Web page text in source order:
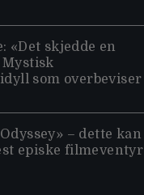
«Det skjedde en
Mystisk
som overbeviser
– dette kan
episke filmeventyr